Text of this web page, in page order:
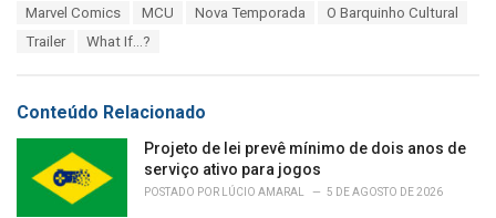
i
e
Marvel Comics MCU Nova Temporada
O Barquinho Cultural
Trailer
What If…?
Conteúdo Relacionado
Projeto de lei prevê mínimo de dois anos de
serviço ativo para jogos
POSTADO POR LÚCIO AMARAL 5 DE AGOSTO DE 2026